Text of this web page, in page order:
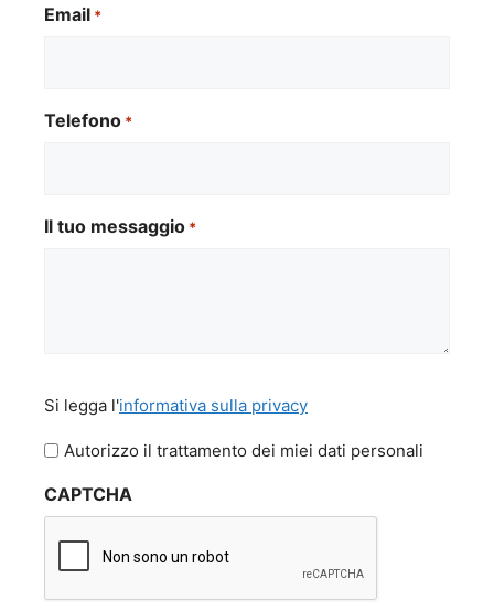
Email *
Telefono *
Il tuo messaggio *
legga
l'informativa
privacy
Si legga l'informativa sulla privacy
Autorizzo il trattamento dei miei dati personali
CAPTCHA